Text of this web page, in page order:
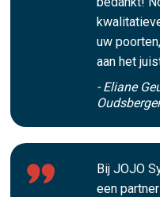
uw
aan het
- Eliane
Bij JOJO
een